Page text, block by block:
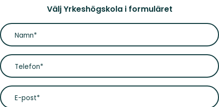
Välj Yrkeshögskola i formuläret